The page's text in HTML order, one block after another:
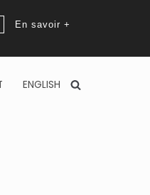
En savoir +
ENGLISH